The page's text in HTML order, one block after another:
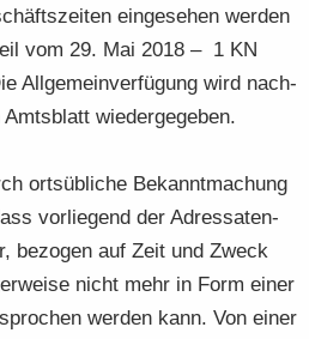
ein­ge­se­hen wer­den
vom 29. Mai 2018 – 1 KN
All­ge­mein­ver­fü­gung wird nach­
wie­der­ge­ge­ben.
orts­üb­li­che Be­kannt­ma­chung
vor­lie­gend der Adres­sa­ten­
be­zo­gen auf Zeit und Zweck
nicht mehr in Form einer
wer­den kann. Von einer